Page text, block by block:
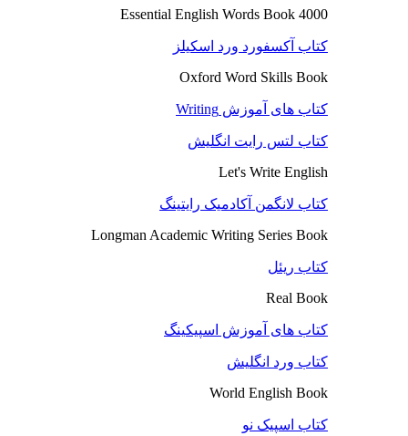
4000 Essential English Words Book
کتاب آکسفورد ورد اسکیلز
Oxford Word Skills Book
کتاب های آموزش Writing
کتاب لتس رایت انگلیش
Let's Write English
کتاب لانگمن آکادمیک رایتینگ
Longman Academic Writing Series Book
کتاب ریئل
Real Book
کتاب های آموزش اسپیکینگ
کتاب ورد انگلیش
World English Book
کتاب اسپیک نو